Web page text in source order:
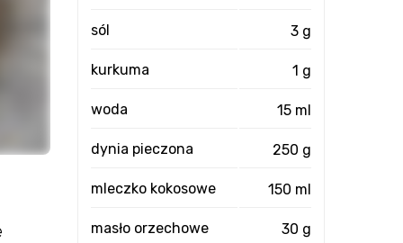
sól 3 g
kurkuma 1 g
woda 15 ml
dynia pieczona 250 g
mleczko kokosowe 150 ml
masło orzechowe 30 g